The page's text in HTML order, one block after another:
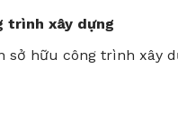
trình xây dựng
sở hữu công trình xây